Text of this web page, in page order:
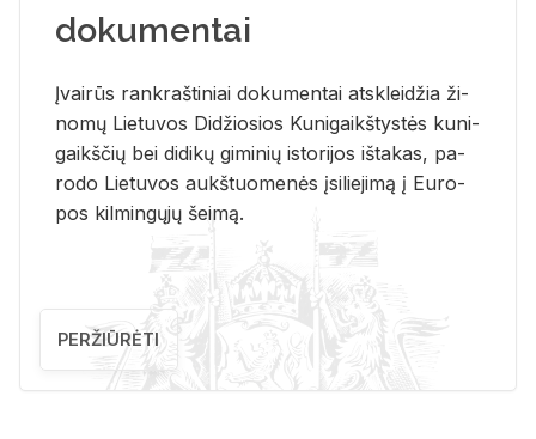
dokumentai
Įvai­rūs rank­raš­ti­niai do­ku­men­tai at­sklei­džia ži­
no­mų Lie­tu­vos Di­džio­sios Ku­ni­gaikš­tys­tės ku­ni­
gaikš­čių bei di­di­kų gi­mi­nių is­to­ri­jos iš­ta­kas, pa­
ro­do Lie­tu­vos aukš­tuo­me­nės įsi­lie­ji­mą į Eu­ro­
pos kil­min­gų­jų šei­mą.
PERŽIŪRĖTI